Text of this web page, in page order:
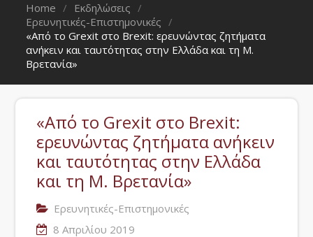
Home
Εκδηλώσεις
Ερευνητικές-Επιστημονικές
«Από το Grexit στο Brexit: ερευνώντας ζητήματα
ανήκειν και ταυτότητας στην Ελλάδα και τη Μ.
Βρετανία»
«Από το Grexit στο Brexit:
ερευνώντας ζητήματα ανήκειν
και ταυτότητας στην Ελλάδα
και τη Μ. Βρετανία»
Ερευνητικές-Επιστημονικές
8 Απριλίου 2019